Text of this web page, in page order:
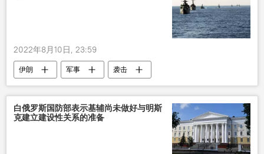
2022年8月10日, 23:59
伊朗 军事 袭击
白俄罗斯国防部表示基辅尚未做好与明斯
克建立建设性关系的准备